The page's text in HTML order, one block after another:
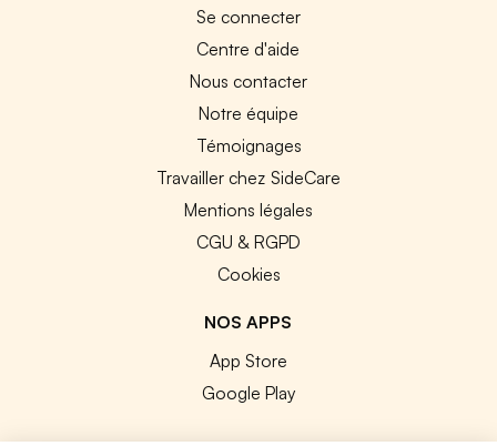
Se connecter
Centre d'aide
Nous contacter
Notre équipe
Témoignages
Travailler chez SideCare
Mentions légales
CGU & RGPD
Cookies
NOS APPS
App Store
Google Play